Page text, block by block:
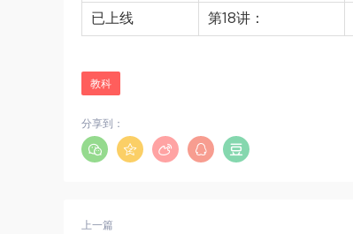
已上线 第18讲：
教科
分享到：
上一篇